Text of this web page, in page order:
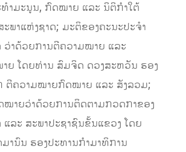
ຳມະນູນ, ກົດໝາຍ ແລະ ນິຕິກຳໃຕ້
ພາແຫ່ງຊາດ; ມະຕິຂອງຄະນະປະຈຳ
ວ່າດ້ວຍການຕີຄວາມໝາຍ ແລະ
ຍ ໂດຍທ່ານ ສົມຈິດ ດວງສະຫວັນ ຮອງ
ຕີຄວາມໝາຍກົດໝາຍ ແລະ ສັງລວມ;
ໝາຍວ່າດ້ວຍການຕິດຕາມກວດກາຂອງ
ແລະ ສະພາປະຊາຊົນຂັ້ນແຂວງ ໂດຍ
ານົນ ຮອງປະທານກຳມາທິການ